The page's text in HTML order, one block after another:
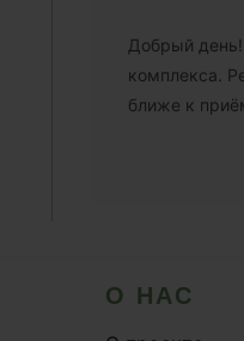
Добрый день!
комплекса.
ближе к
О НАС